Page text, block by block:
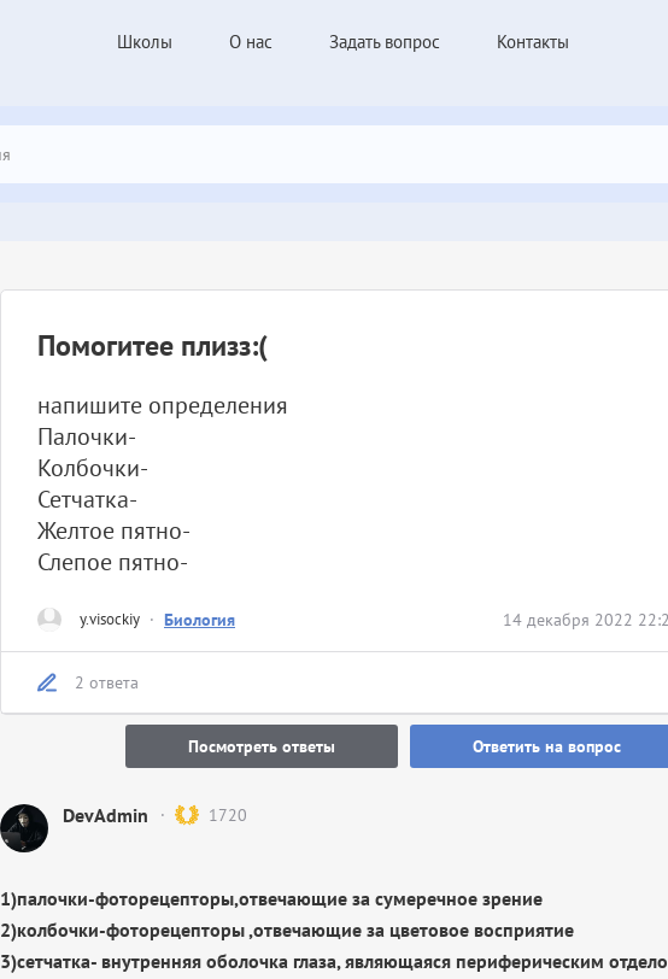
Школы О нас Задать вопрос Контакты
y.visockiy · Биология 14 декабря 2022
Помогитее плизз:(
напишите определения
Палочки-
Колбочки-
Сетчатка-
Желтое пятно-
Слепое пятно-
2 ответа
Посмотреть ответы Ответить на вопрос
DevAdmin 1720
1)палочки-фоторецепторы,отвечающие за сумеречное зрение
2)колбочки-фоторецепторы ,отвечающие за цветовое восприятие
3)сетчатка- внутренняя оболочка глаза, являющаяся периферическим